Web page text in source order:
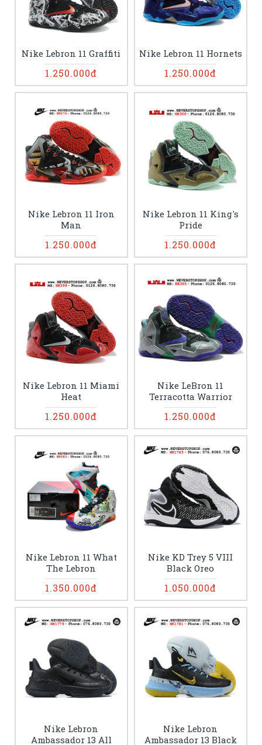
Nike Lebron 11 Graffiti
1.250.000đ
Nike Lebron 11 Hornets
1.250.000đ
Nike Lebron 11 Iron
Man
1.250.000đ
Nike Lebron 11 King's
Pride
1.250.000đ
Nike Lebron 11 Miami
Heat
1.250.000đ
Nike LeBron 11
Terracotta Warrior
1.250.000đ
Nike Lebron 11 What
The Lebron
1.350.000đ
Nike KD Trey 5 VIII
Black Oreo
1.050.000đ
Nike Lebron
Ambassador 13 All
Nike Lebron
Ambassador 13 Black